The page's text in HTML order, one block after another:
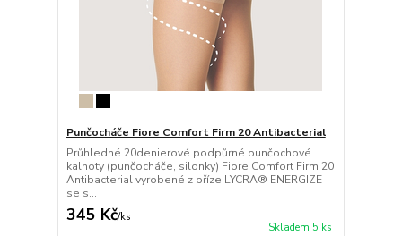
Punčocháče Fiore Comfort Firm 20 Antibacterial
Průhledné 20denierové podpůrné punčochové
kalhoty (punčocháče, silonky) Fiore Comfort Firm 20
Antibacterial vyrobené z příze LYCRA® ENERGIZE
se s...
345 Kč/ks
Skladem 5 ks